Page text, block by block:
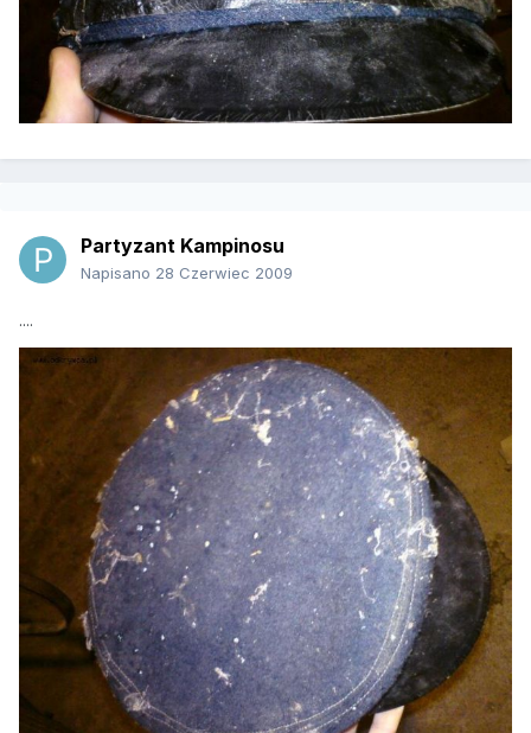
Partyzant Kampinosu
Napisano 28 Czerwiec 2009
....